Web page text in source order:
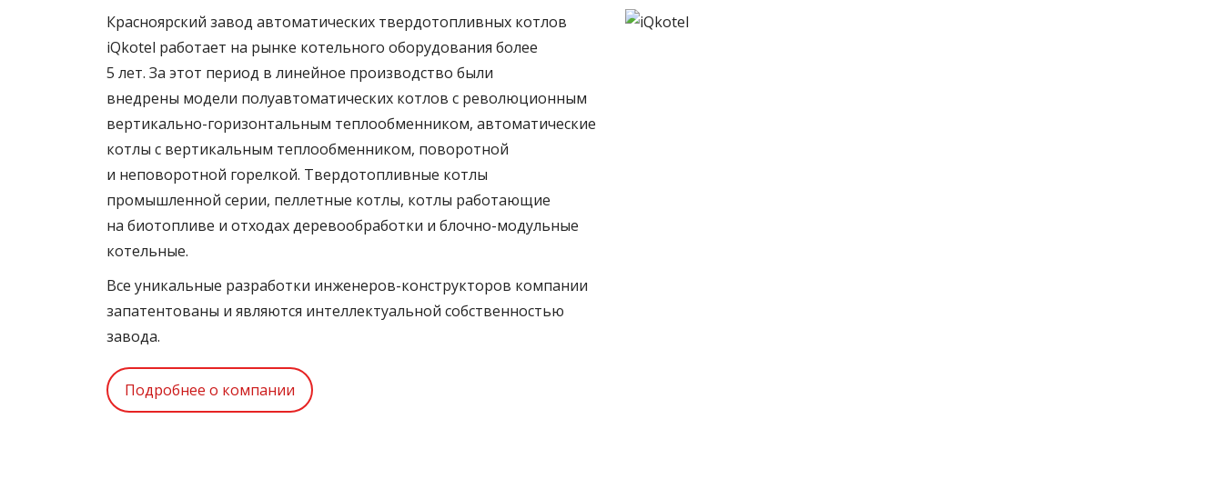
Красноярский завод автоматических твердотопливных котлов
iQkotel работает на рынке котельного оборудования более
5 лет. За этот период в линейное производство были
внедрены модели полуавтоматических котлов с революционным
вертикально-горизонтальным теплообменником, автоматические
котлы с вертикальным теплообменником, поворотной
и неповоротной горелкой. Твердотопливные котлы
промышленной серии, пеллетные котлы, котлы работающие
на биотопливе и отходах деревообработки и блочно-модульные
котельные.
Все уникальные разработки инженеров-конструкторов компании
запатентованы и являются интеллектуальной собственностью
завода.
Подробнее о компании